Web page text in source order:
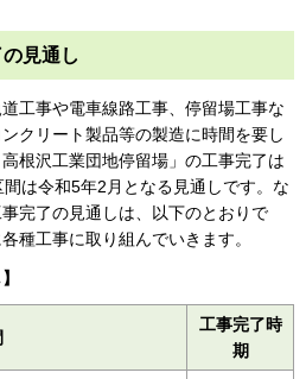
見通し
工事や電車線路工事、停留場工事な
クリート製品等の製造に時間を要し
根沢工業団地停留場」の工事完了は
は令和5年2月となる見通しです。な
完了の見通しは、以下のとおりで
種工事に取り組んでいきます。
工事完了時
期